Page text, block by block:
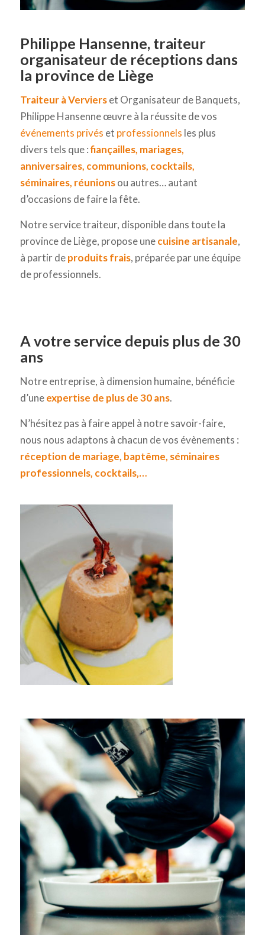
Philippe Hansenne, traiteur
organisateur de réceptions dans
la province de Liège
Traiteur à Vervierset Organisateur de Banquets,
Philippe Hansenne œuvre à la réussite de vos
événements privés et professionnels les plus
divers tels que :fiançailles, mariages,
anniversaires, communions, cocktails,
séminaires, réunionsou autres… autant
d’occasions de faire la fête.
Notre service traiteur, disponible dans toute la
province de Liège, propose unecuisine artisanale,
à partir deproduits frais, préparée par une équipe
de professionnels.
A votre service depuis plus de 30
ans
Notre entreprise, à dimension humaine, bénéficie
d’uneexpertise de plus de 30 ans.
N’hésitez pas à faire appel à notre savoir-faire,
nous nous adaptons à chacun de vos évènements :
réception de mariage, baptême, séminaires
professionnels, cocktails,…